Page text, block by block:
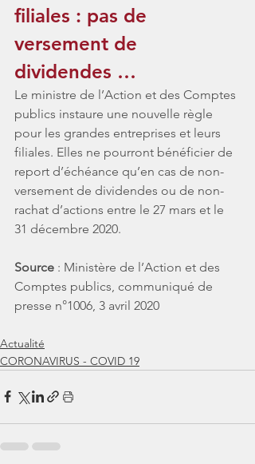
filiales : pas de
versement de
dividendes …
Le ministre de l’Action et des Comptes
publics instaure une nouvelle règle
pour les grandes entreprises et leurs
filiales. Elles ne pourront bénéficier de
report d’échéance qu’en cas de non-
versement de dividendes ou de non-
rachat d’actions entre le 27 mars et le
31 décembre 2020.
Source : Ministère de l’Action et des
Comptes publics, communiqué de
presse n°1006, 3 avril 2020
Actualité
CORONAVIRUS - COVID 19